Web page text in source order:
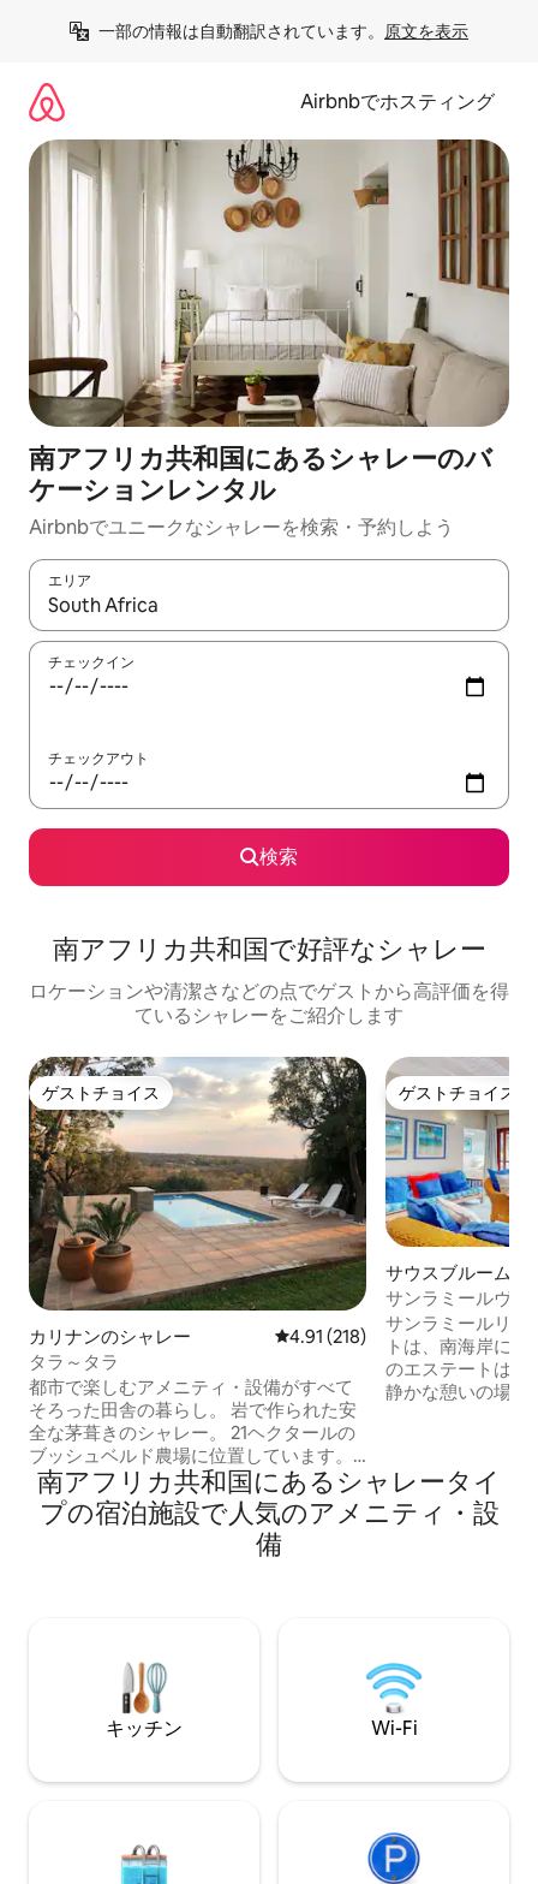
一部の情報は自動翻訳されています。 原文を表示
Airbnbでホスティング
南アフリカ共和国にあるシャレーのバ
ケーションレンタル
Airbnbでユニークなシャレーを検索・予約しよう
エリア
検索結果が表示されたら、上下の矢印キーを使って移動するか
チェックイン
チェックアウト
検索
南アフリカ共和国で好評なシャレー
ロケーションや清潔さなどの点でゲストから高評価を得
ているシャレーをご紹介します
ゲストチョイス
ゲストチョイス
カリナンのシャレー レビュー218件、5つ星中4.91つ
4.91 (218)
タラ～タラ
都市で楽しむアメニティ・設備がすべて
そろった田舎の暮らし。 岩で作られた安
全な茅葺きのシャレー。 21ヘクタールの
ブッシュベルド農場に位置しています。
インパラ、ブレスボック、キリンなどの
鳥がたくさんいます。 クイーンサイズの
ベッドと専用バスルームを備えた寝室1
室。 設備の整ったキッチンダイニングル
ーエリア（ボマ）を備えた美しいテラス
ガーデン。 屋根付き駐車場。プールは最
近追加されました。
ゲストチョイス
ゲストチョイス
サウスブルームの
サンラミールヴィ
サンラミールリゾ
トは、南海岸に
のエステートは、
静かな憩いの場を
を提供しています
オンシップゴル
ファーにとって主
南アフリカ共和国にあるシャレータイ
プの宿泊施設で人気のアメニティ・設
備
キッチン Wi-Fi